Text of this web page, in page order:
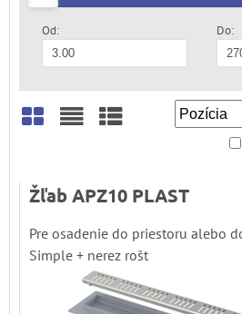
Od: Do:
Žľab APZ10 PLAST
Pre osadenie do priestoru alebo
Simple + nerez rošt